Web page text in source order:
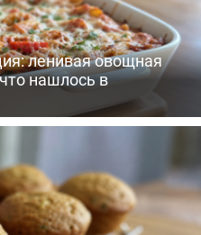
ленивая овощная
нашлось в